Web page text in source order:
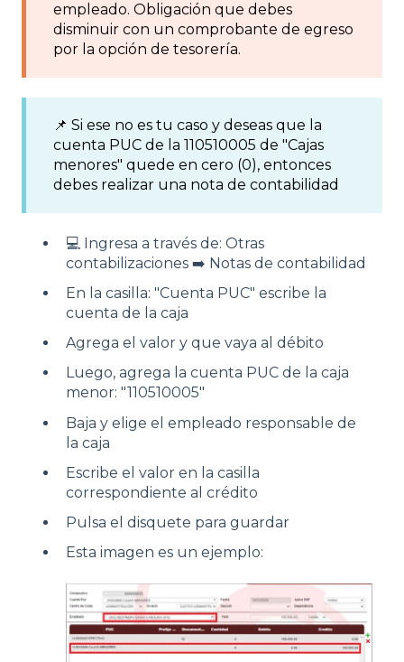
empleado. Obligación que debes
disminuir con un comprobante de egreso
por la opción de tesorería.
📌 Si ese no es tu caso y deseas que la
cuenta PUC de la 110510005 de "Cajas
menores" quede en cero (0), entonces
debes realizar una nota de contabilidad
💻 Ingresa a través de: Otras
contabilizaciones ➡️ Notas de contabilidad
En la casilla: "Cuenta PUC" escribe la
cuenta de la caja
Agrega el valor y que vaya al débito
Luego, agrega la cuenta PUC de la caja
menor: "110510005"
Baja y elige el empleado responsable de
la caja
Escribe el valor en la casilla
correspondiente al crédito
Pulsa el disquete para guardar
Esta imagen es un ejemplo: